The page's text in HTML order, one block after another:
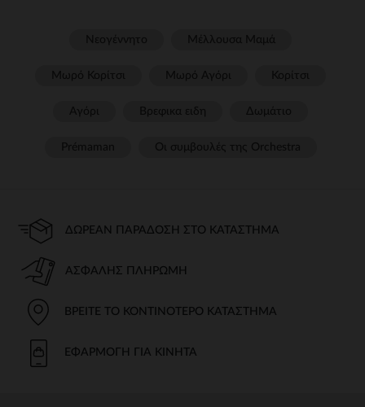
ΔΩΡΕΆΝ ΠΑΡΆΔΟΣΗ ΣΤΟ ΚΑΤΆΣΤΗΜΑ
ΑΣΦΑΛΉΣ ΠΛΗΡΩΜΉ
ΒΡΕΊΤΕ ΤΟ ΚΟΝΤΙΝΌΤΕΡΟ ΚΑΤΆΣΤΗΜΑ
ΕΦΑΡΜΟΓΉ ΓΙΑ ΚΙΝΗΤΆ